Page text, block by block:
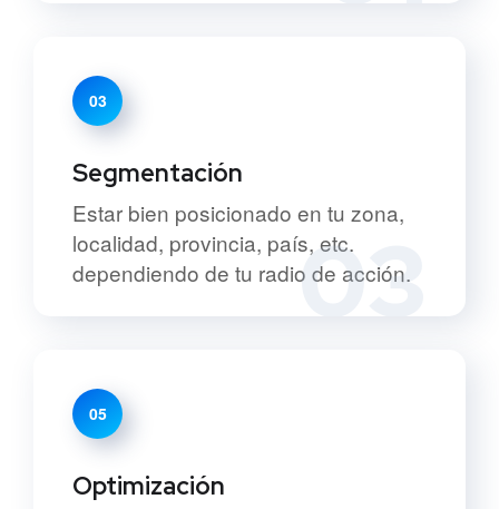
03
03
Segmentación
Estar bien posicionado en tu zona,
localidad, provincia, país, etc.
dependiendo de tu radio de acción.
05
Optimización